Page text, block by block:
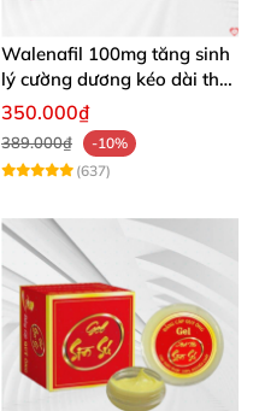
Walenafil 100mg tăng sinh
lý cường dương kéo dài thời
gian
350.000₫
389.000₫
-10%
(637)